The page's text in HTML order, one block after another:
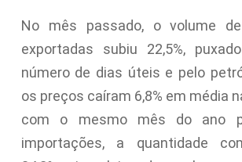
No mês passado, o volume
exportadas subiu 22,5%,
número de dias úteis e pelo
os preços caíram 6,8% em média
com o mesmo mês do ano
importações, a quantidade